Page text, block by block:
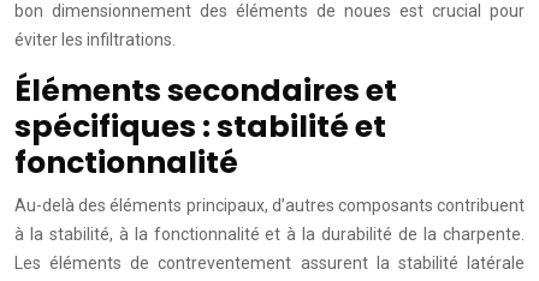
bon dimensionnement des éléments de noues est crucial pour
éviter les infiltrations.
Éléments secondaires et
spécifiques : stabilité et
fonctionnalité
Au-delà des éléments principaux, d’autres composants contribuent
à la stabilité, à la fonctionnalité et à la durabilité de la charpente.
Les éléments de contreventement assurent la stabilité latérale